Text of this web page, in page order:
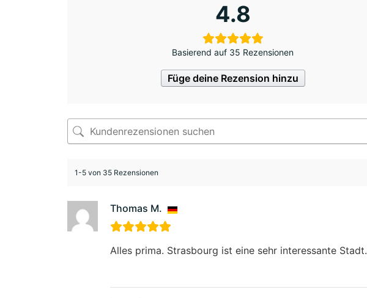
4.8
Basierend auf 35 Rezensionen
Füge deine Rezension hinzu
1-5 von 35 Rezensionen
Thomas M.
Alles prima. Strasbourg ist eine sehr interessante Stadt.